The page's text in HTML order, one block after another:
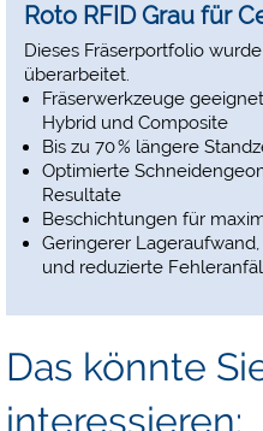
Roto RFID Grau für
Dieses Fräserportfolio
überarbeitet.
Fräserwerkzeuge
Hybrid und Composite
Bis zu 70 % längere
Optimierte
Resultate
Beschichtungen für
Geringerer
und reduzierte
Das könnte
interessieren: